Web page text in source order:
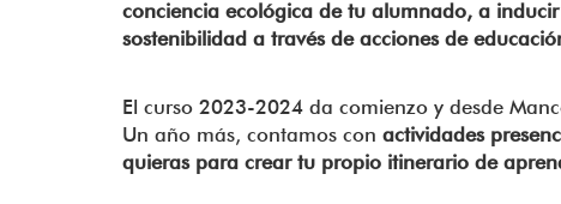
conciencia ecológica de tu alumnado, a
sostenibilidad a través de acciones de
El curso 2023-2024 da comienzo y desde
Un año más, contamos con actividades
quieras para crear tu propio itinerario de